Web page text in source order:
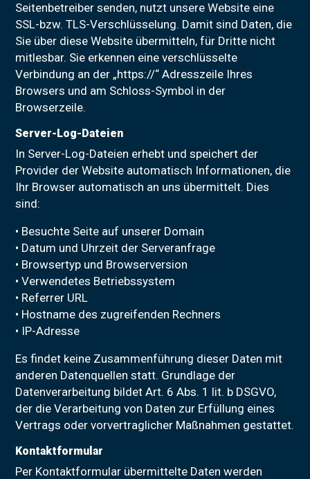
Seitenbetreiber senden, nutzt unsere Website eine
SSL-bzw. TLS-Verschlüsselung. Damit sind Daten, die
Sie über diese Website übermitteln, für Dritte nicht
mitlesbar. Sie erkennen eine verschlüsselte
Verbindung an der „https://“ Adresszeile Ihres
Browsers und am Schloss-Symbol in der
Browserzeile.
Server-Log-Dateien
In Server-Log-Dateien erhebt und speichert der
Provider der Website automatisch Informationen, die
Ihr Browser automatisch an uns übermittelt. Dies
sind:
• Besuchte Seite auf unserer Domain
• Datum und Uhrzeit der Serveranfrage
• Browsertyp und Browserversion
• Verwendetes Betriebssystem
• Referrer URL
• Hostname des zugreifenden Rechners
• IP-Adresse
Es findet keine Zusammenführung dieser Daten mit
anderen Datenquellen statt. Grundlage der
Datenverarbeitung bildet Art. 6 Abs. 1 lit. b DSGVO,
der die Verarbeitung von Daten zur Erfüllung eines
Vertrags oder vorvertraglicher Maßnahmen gestattet.
Kontaktformular
Per Kontaktformular übermittelte Daten werden